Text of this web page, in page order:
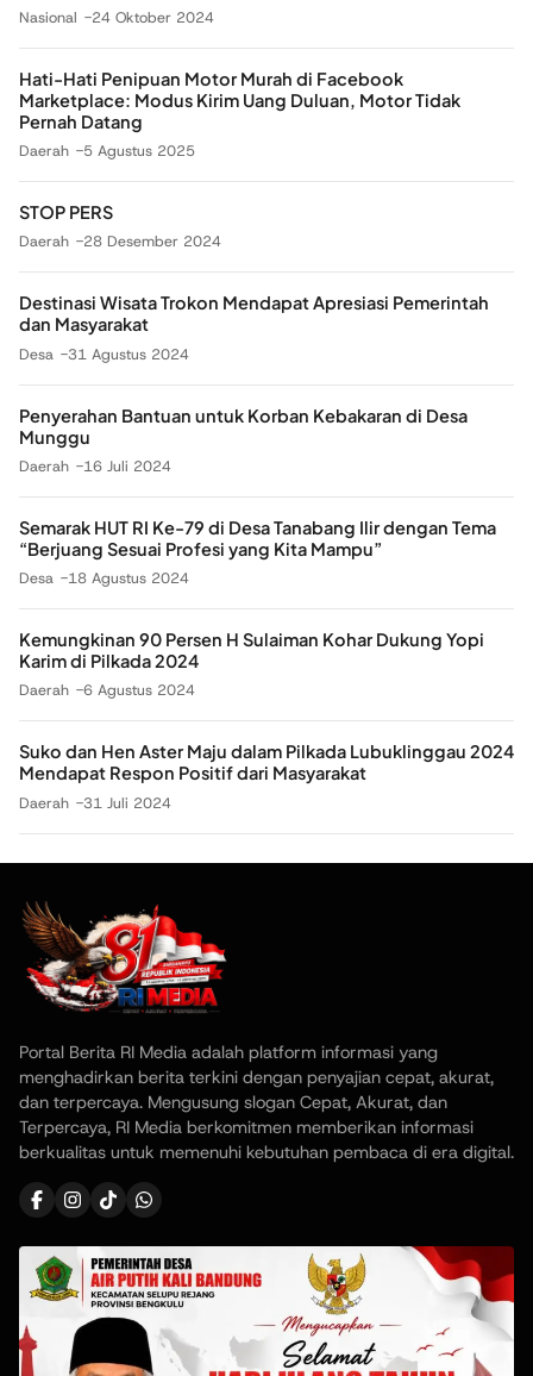
Nasional 24 Oktober 2024
Hati-Hati Penipuan Motor Murah di Facebook
Marketplace: Modus Kirim Uang Duluan, Motor Tidak
Pernah Datang
Daerah 5 Agustus 2025
STOP PERS
Daerah 28 Desember 2024
Destinasi Wisata Trokon Mendapat Apresiasi Pemerintah
dan Masyarakat
Desa 31 Agustus 2024
Penyerahan Bantuan untuk Korban Kebakaran di Desa
Munggu
Daerah 16 Juli 2024
Semarak HUT RI Ke-79 di Desa Tanabang Ilir dengan Tema
“Berjuang Sesuai Profesi yang Kita Mampu”
Desa 18 Agustus 2024
Kemungkinan 90 Persen H Sulaiman Kohar Dukung Yopi
Karim di Pilkada 2024
Daerah 6 Agustus 2024
Suko dan Hen Aster Maju dalam Pilkada Lubuklinggau 2024
Mendapat Respon Positif dari Masyarakat
Daerah 31 Juli 2024
Portal Berita RI Media adalah platform informasi yang
menghadirkan berita terkini dengan penyajian cepat, akurat,
dan terpercaya. Mengusung slogan Cepat, Akurat, dan
Terpercaya, RI Media berkomitmen memberikan informasi
berkualitas untuk memenuhi kebutuhan pembaca di era digital.